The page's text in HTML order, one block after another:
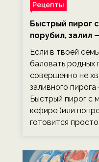
Рецепты
Быстрый пирог
порубил, залил
тревожась о
Если в твоей
баловать родных
совершенно не
заливного
Быстрый пирог с
кефире (или
готовится